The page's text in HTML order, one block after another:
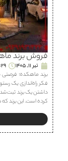
فروش برند ماهكده با طبقه
تیر 11, 1405
برند ماهكده؛ فرصتی
فکر راه‌اندازی یک
داشتن یک برند
کرده است. این برند که